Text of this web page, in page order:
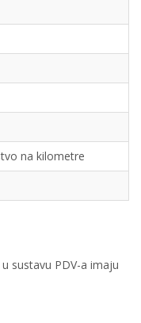
na kilometre
sustavu PDV-a imaju